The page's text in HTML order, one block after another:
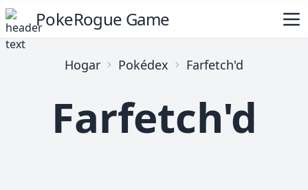
PokeRogue Game
Hogar Pokédex Farfetch'd
Farfetch'd